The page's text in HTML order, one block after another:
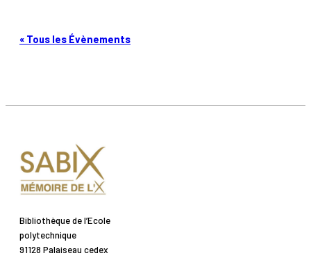
« Tous les Évènements
Bibliothèque de l’Ecole
polytechnique
91128 Palaiseau cedex